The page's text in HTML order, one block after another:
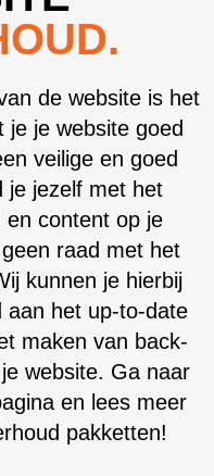
de website is het
je je website goed
veilige en goed
je jezelf met het
en content op je
raad met het
kunnen je hierbij
aan het up-to-date
maken van back-
website. Ga naar
en lees meer
pakketten!